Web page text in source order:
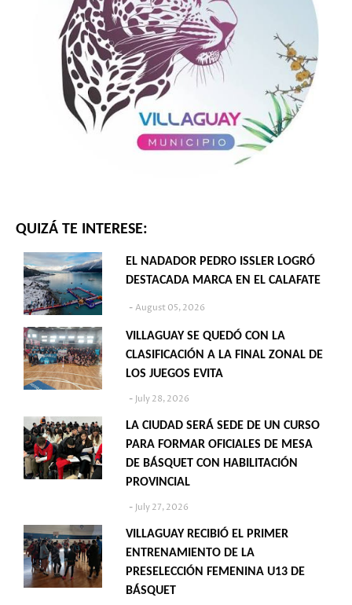
QUIZÁ TE INTERESE:
EL NADADOR PEDRO ISSLER LOGRÓ
DESTACADA MARCA EN EL CALAFATE
August 05, 2026
VILLAGUAY SE QUEDÓ CON LA
CLASIFICACIÓN A LA FINAL ZONAL DE
LOS JUEGOS EVITA
July 28, 2026
LA CIUDAD SERÁ SEDE DE UN CURSO
PARA FORMAR OFICIALES DE MESA
DE BÁSQUET CON HABILITACIÓN
PROVINCIAL
July 27, 2026
VILLAGUAY RECIBIÓ EL PRIMER
ENTRENAMIENTO DE LA
PRESELECCIÓN FEMENINA U13 DE
BÁSQUET